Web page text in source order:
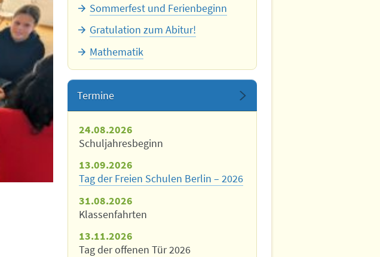
Sommerfest und Ferienbeginn
Gratulation zum Abitur!
Mathematik
Termine
24.08.2026
Schuljahresbeginn
13.09.2026
Tag der Freien Schulen Berlin – 2026
31.08.2026
Klassenfahrten
13.11.2026
Tag der offenen Tür 2026